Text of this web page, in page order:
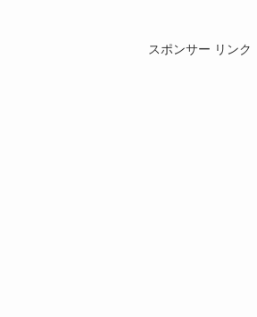
スポンサー リンク